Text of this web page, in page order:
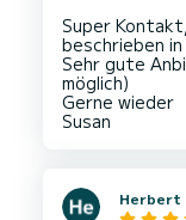
Super
beschrieben
Sehr gute
möglich)
Gerne wieder
Herbert